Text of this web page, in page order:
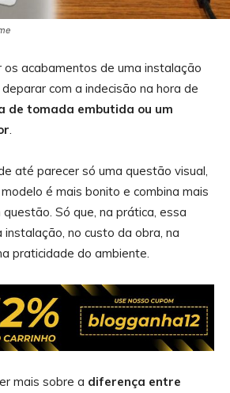
os acabamentos de uma instalação
com a indecisão na hora de
de tomada embutida ou um
.
até parecer só uma questão visual,
é mais bonito e combina mais
Só que, na prática, essa
no custo da obra, na
praticidade do ambiente.
mais sobre a diferença entre